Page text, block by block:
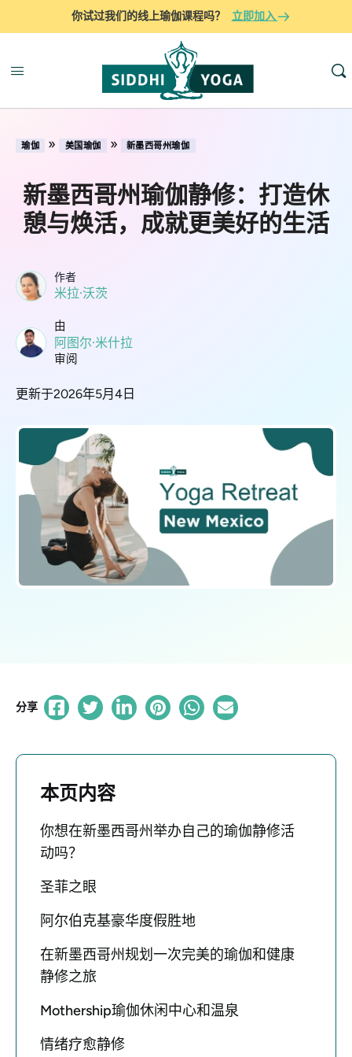
你试过我们的线上瑜伽课程吗？ 立即加入
瑜伽 » 美国瑜伽 » 新墨西哥州瑜伽
新墨西哥州瑜伽静修：打造休
憩与焕活，成就更美好的生活
作者
米拉·沃茨
由
阿图尔·米什拉
审阅
更新于2026年5月4日
分享
本页内容
你想在新墨西哥州举办自己的瑜伽静修活
动吗？
圣菲之眼
阿尔伯克基豪华度假胜地
在新墨西哥州规划一次完美的瑜伽和健康
静修之旅
Mothership瑜伽休闲中心和温泉
情绪疗愈静修